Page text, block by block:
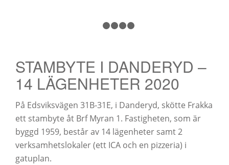
STAMBYTE I DANDERYD –
14 LÄGENHETER 2020
På Edsviksvägen 31B-31E, i Danderyd, skötte Frakka
ett stambyte åt Brf Myran 1. Fastigheten, som är
byggd 1959, består av 14 lägenheter samt 2
verksamhetslokaler (ett ICA och en pizzeria) i
gatuplan.